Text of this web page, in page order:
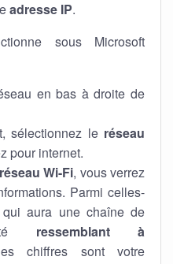
adresse IP.
sous Microsoft
en bas à droite de
sélectionnez le réseau
pour internet.
Wi-Fi, vous verrez
Parmi celles-
aura une chaîne de
ressemblant à
chiffres sont votre